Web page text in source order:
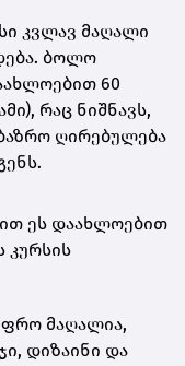
კვლავ მაღალი
ბოლო
60
, რაც ნიშნავს,
ღირებულება
.
ეს დაახლოებით
მაღალია,
დიზაინი და